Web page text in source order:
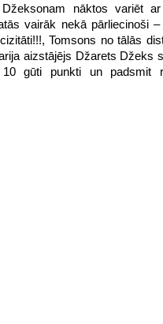
Džeksonam nāktos variēt
vairāk nekā pārliecinoši
Tomsons no tālās
aizstājējs Džarets Džeks
gūti punkti un padsmit